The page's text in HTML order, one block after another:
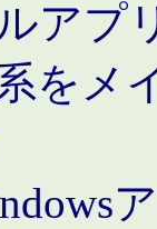
アプ
をメ